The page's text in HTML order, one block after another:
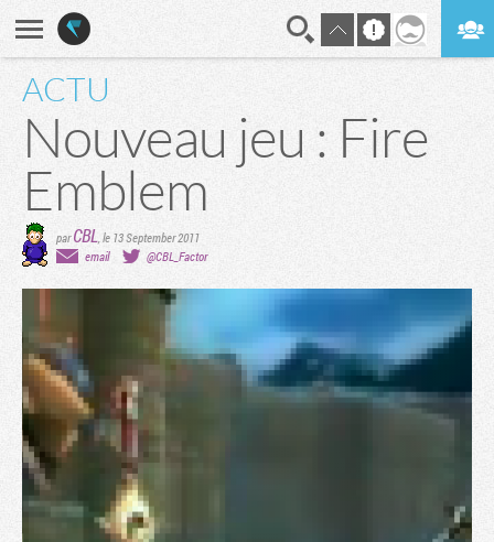
ACTU
Nouveau jeu : Fire
Emblem
parCBL le 13 September 2011
email
@CBL_Factor